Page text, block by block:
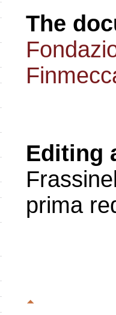
The
Editing
prima